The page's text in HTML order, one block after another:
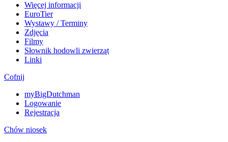
Więcej informacji
EuroTier
Wystawy / Terminy
Zdjęcia
Filmy
Słownik hodowli zwierząt
Linki
Cofnij
myBigDutchman
Logowanie
Rejestracja
Chów niosek